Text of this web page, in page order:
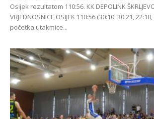
Osijek rezultatom 110:56. KK DEPOLINK
VRJEDNOSNICE OSIJEK 110:56 (30:10, 30:21,
početka utakmice...